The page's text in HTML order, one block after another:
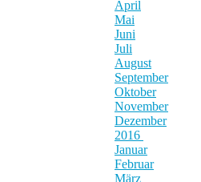
April
Mai
Juni
Juli
August
September
Oktober
November
Dezember
2016
Januar
Februar
März